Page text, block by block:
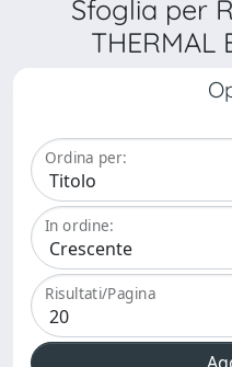
Sfoglia per
THERMAL
Ordina per:
In ordine:
Risultati/Pagina